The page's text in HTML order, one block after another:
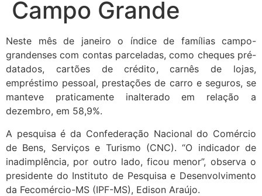
Campo Grande
Neste mês de janeiro o índice de famílias campo-
grandenses com contas parceladas, como cheques pré-
datados, cartões de crédito, carnês de lojas,
empréstimo pessoal, prestações de carro e seguros, se
manteve praticamente inalterado em relação a
dezembro, em 58,9%.
A pesquisa é da Confederação Nacional do Comércio
de Bens, Serviços e Turismo (CNC). “O indicador de
inadimplência, por outro lado, ficou menor”, observa o
presidente do Instituto de Pesquisa e Desenvolvimento
da Fecomércio-MS (IPF-MS), Edison Araújo.